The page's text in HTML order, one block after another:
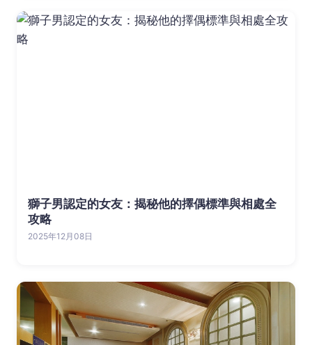
獅子男認定的女友：揭秘他的擇偶標準與相處全
攻略
2025年12月08日